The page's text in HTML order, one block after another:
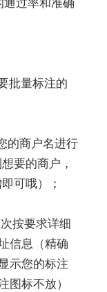
批量标注的
的商户名进行
要的商户，
可哦）；
按要求详细
信息（精确
示您的标注
图标不放）